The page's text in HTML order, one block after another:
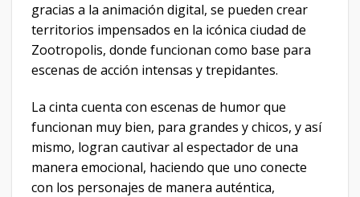
gracias a la animación digital, se pueden crear
territorios impensados en la icónica ciudad de
Zootropolis, donde funcionan como base para
escenas de acción intensas y trepidantes.
La cinta cuenta con escenas de humor que
funcionan muy bien, para grandes y chicos, y así
mismo, logran cautivar al espectador de una
manera emocional, haciendo que uno conecte
con los personajes de manera auténtica,